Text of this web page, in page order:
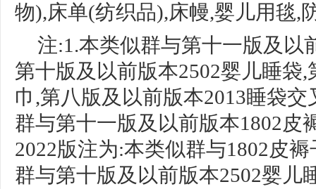
物),床单(纺织品),床幔,婴儿用毯,
注:1.本类似群与第十一版及以
第十版及以前版本2502婴儿睡袋
巾,第八版及以前版本2013睡袋交
群与第十一版及以前版本1802皮
2022版注为:本类似群与1802皮
群与第十版及以前版本2502婴儿